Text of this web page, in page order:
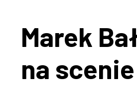
Marek
na